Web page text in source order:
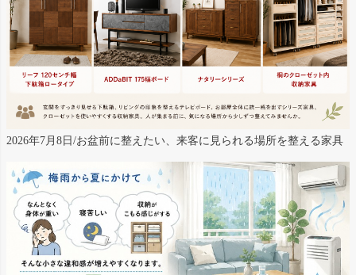
2026年7月8日/お盆前に整えたい、来客に見られる場所を整える家具